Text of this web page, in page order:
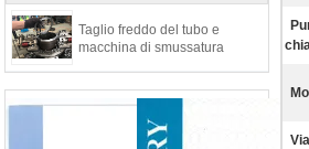
Taglio freddo del tubo e
macchina di smussatura